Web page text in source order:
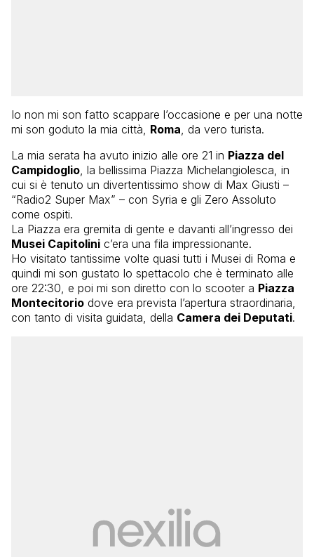
Io non mi son fatto scappare l’occasione e per una notte
mi son goduto la mia città, Roma , da vero turista.
La mia serata ha avuto inizio alle ore 21 in Piazza del
Campidoglio , la bellissima Piazza Michelangiolesca, in
cui si è tenuto un divertentissimo show di Max Giusti –
“Radio2 Super Max” – con Syria e gli Zero Assoluto
come ospiti.
La Piazza era gremita di gente e davanti all’ingresso dei
Musei Capitolini c’era una fila impressionante.
Ho visitato tantissime volte quasi tutti i Musei di Roma e
quindi mi son gustato lo spettacolo che è terminato alle
ore 22:30, e poi mi son diretto con lo scooter a Piazza
Montecitorio dove era prevista l’apertura straordinaria,
con tanto di visita guidata, della Camera dei Deputati.